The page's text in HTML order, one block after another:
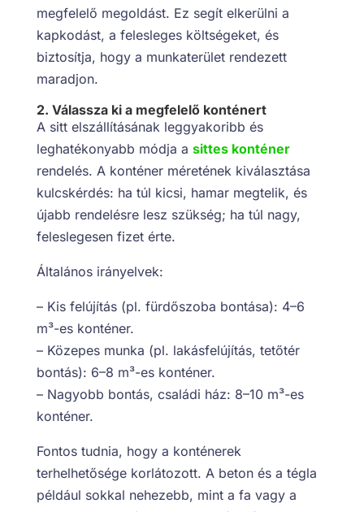
megfelelő megoldást. Ez segít elkerülni a
kapkodást, a felesleges költségeket, és
biztosítja, hogy a munkaterület rendezett
maradjon.
2. Válassza ki a megfelelő konténert
A sitt elszállításának leggyakoribb és
leghatékonyabb módja a sittes konténer
rendelés. A konténer méretének kiválasztása
kulcskérdés: ha túl kicsi, hamar megtelik, és
újabb rendelésre lesz szükség; ha túl nagy,
feleslegesen fizet érte.
Általános irányelvek:
– Kis felújítás (pl. fürdőszoba bontása): 4–6
m³-es konténer.
– Közepes munka (pl. lakásfelújítás, tetőtér
bontás): 6–8 m³-es konténer.
– Nagyobb bontás, családi ház: 8–10 m³-es
konténer.
Fontos tudnia, hogy a konténerek
terhelhetősége korlátozott. A beton és a tégla
például sokkal nehezebb, mint a fa vagy a